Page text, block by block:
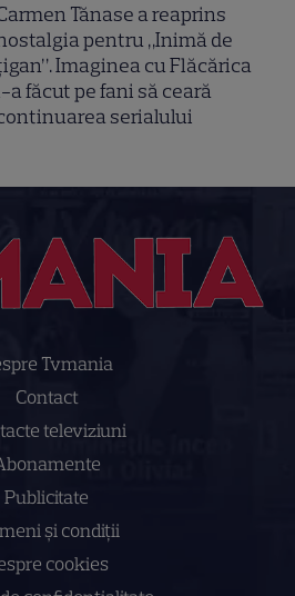
Tănase a reaprins
pentru „Inimă de
Imaginea cu Flăcărica
a făcut pe fani să ceară
serialului
Tvmania
Contact
televiziuni
Publicitate
și condiții
cookies